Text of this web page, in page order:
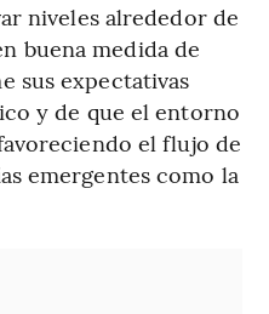
niveles alrededor de
buena medida de
sus expectativas
y de que el entorno
el flujo de
emergentes como la